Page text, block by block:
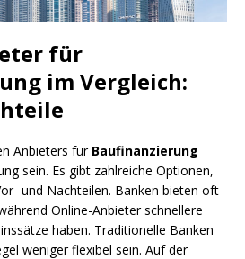
für
im Vergleich:
Anbieters für Baufinanzierung
sein. Es gibt zahlreiche Optionen,
und Nachteilen. Banken bieten oft
Online-Anbieter schnellere
haben. Traditionelle Banken
weniger flexibel sein. Auf der